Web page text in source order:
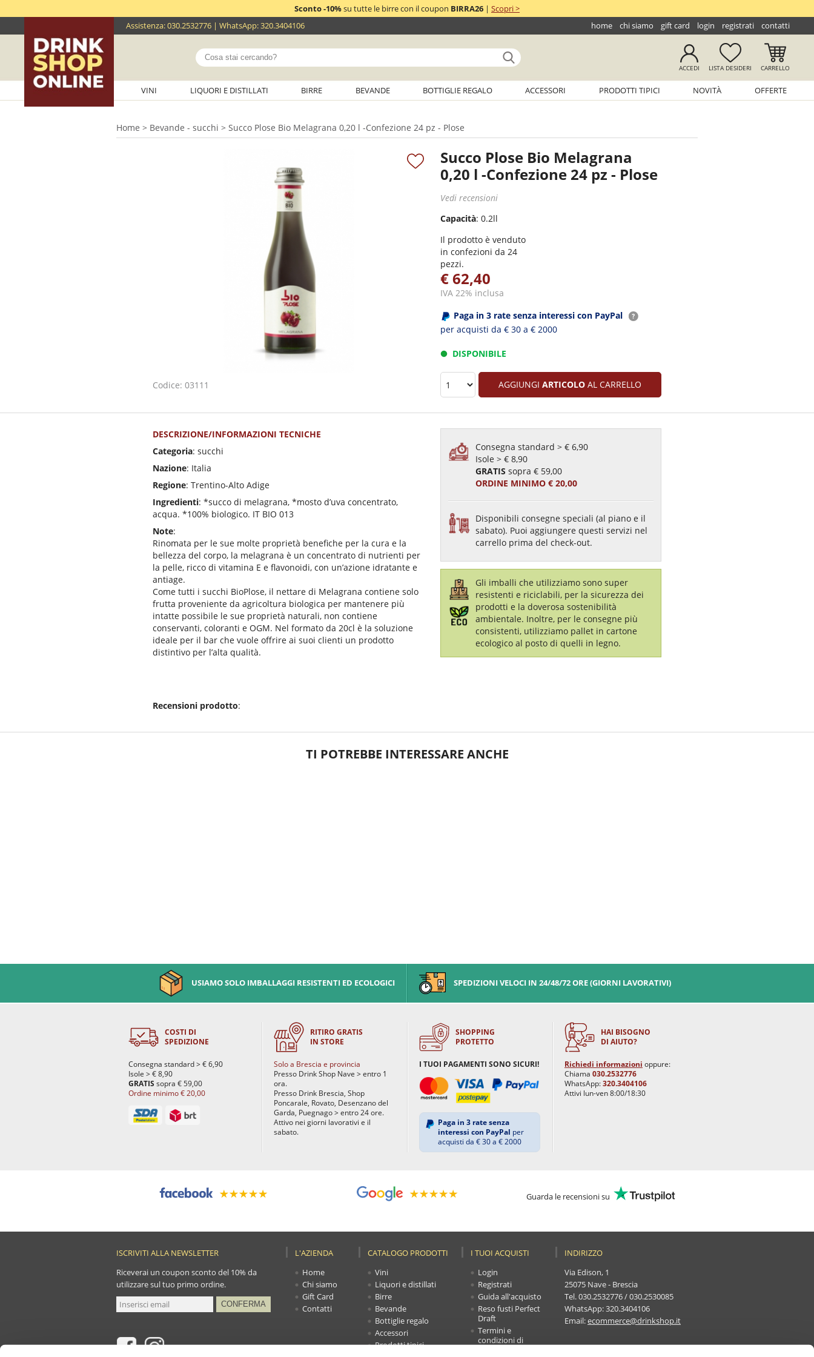
Sconto -10%su tutte le birre con il coupon BIRRA26| Scopri >
Assistenza:030.2532776 | WhatsApp:320.3404106 home chi siamo gift card login registrati contatti
ACCEDI LISTADESIDERI CARRELLO
VINI LIQUORI E DISTILLATI BIRRE BEVANDE BOTTIGLIE REGALO ACCESSORI PRODOTTI TIPICI NOVITÀ OFFERTE
Home > Bevande - succhi > Succo Plose Bio Melagrana 0,20 l -Confezione 24 pz - Plose
Codice: 03111
Succo Plose Bio Melagrana
0,20 l -Confezione 24 pz - Plose
Vedi recensioni
Capacità: 0.2ll
Il prodotto è venduto
in confezioni da 24
pezzi.
€ 62,40
IVA 22% inclusa
Paga in 3 rate senza interessi con PayPal
per acquisti da € 30 a € 2000
DISPONIBILE
AGGIUNGIARTICOLO AL CARRELLO
DESCRIZIONE/INFORMAZIONI TECNICHE
Categoria: succhi
Nazione: Italia
Regione: Trentino-Alto Adige
Ingredienti: *succo di melagrana, *mosto d’uva concentrato,
acqua. *100% biologico. IT BIO 013
Note:
Rinomata per le sue molte proprietà benefiche per la cura e la
bellezza del corpo, la melagrana è un concentrato di nutrienti per
la pelle, ricco di vitamina E e flavonoidi, con un’azione idratante e
antiage.
Come tutti i succhi BioPlose, il nettare di Melagrana contiene solo
frutta proveniente da agricoltura biologica per mantenere più
intatte possibile le sue proprietà naturali, non contiene
conservanti, coloranti e OGM. Nel formato da 20cl è la soluzione
ideale per il bar che vuole offrire ai suoi clienti un prodotto
distintivo per l’alta qualità.
Recensioni prodotto:
Consegna standard > € 6,90
Isole > € 8,90
GRATIS sopra € 59,00
ORDINE MINIMO € 20,00
Disponibili consegne speciali (al piano e il
sabato). Puoi aggiungere questi servizi nel
carrello prima del check-out.
Gli imballi che utilizziamo sono super
resistenti e riciclabili, per la sicurezza dei
prodotti e la doverosa sostenibilità
ambientale. Inoltre, per le consegne più
consistenti, utilizziamo pallet in cartone
ecologico al posto di quelli in legno.
TI POTREBBE INTERESSARE ANCHE
USIAMO SOLO IMBALLAGGI RESISTENTI ED ECOLOGICI SPEDIZIONI VELOCI IN 24/48/72 ORE (GIORNI LAVORATIVI)
COSTI DI
SPEDIZIONE
Consegna standard > € 6,90
Isole > € 8,90
GRATIS sopra € 59,00
Ordine minimo € 20,00
RITIRO GRATIS
IN STORE
Solo a Brescia e provincia
Presso Drink Shop Nave > entro 1
ora.
Presso Drink Brescia, Shop
Poncarale, Rovato, Desenzano del
Garda, Puegnago > entro 24 ore.
Attivo nei giorni lavorativi e il
sabato.
SHOPPING
PROTETTO
I TUOI PAGAMENTI SONO SICURI!
Paga in 3 rate senza
interessi con PayPal per
acquisti da € 30 a € 2000
HAI BISOGNO
DI AIUTO?
Richiedi informazioni oppure:
Chiama 030.2532776
WhatsApp:320.3404106
Attivi lun-ven 8:00/18:30
Guarda le recensioni su
ISCRIVITI ALLA NEWSLETTER
Riceverai un coupon sconto del 10% da
utilizzare sul tuo primo ordine.
L'AZIENDA
Home
Chi siamo
Gift Card
Contatti
CATALOGO PRODOTTI
Vini
Liquori e distillati
Birre
Bevande
Bottiglie regalo
Accessori
Prodotti tipici
I TUOI ACQUISTI
Login
Registrati
Guida all'acquisto
Reso fusti Perfect
Draft
Termini e
condizioni di
INDIRIZZO
Via Edison, 1
25075 Nave - Brescia
Tel.030.2532776/030.2530085
WhatsApp:320.3404106
Email:ecommerce@drinkshop.it